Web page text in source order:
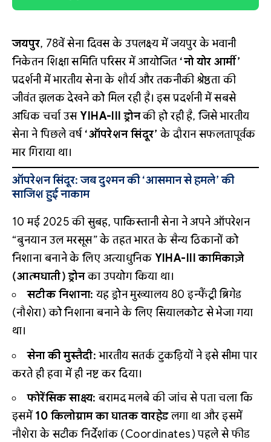
जयपुर, 78वें सेना दिवस के उपलक्ष्य में जयपुर के भवानी
निकेतन शिक्षा समिति परिसर में आयोजित‘नो योर आर्मी’
प्रदर्शनी में भारतीय सेना के शौर्य और तकनीकी श्रेष्ठता की
जीवंत झलक देखने को मिल रही है। इस प्रदर्शनी में सबसे
अधिक चर्चा उसYIHA-III ड्रोनकी हो रही है, जिसे भारतीय
सेना ने पिछले वर्ष‘ऑपरेशन सिंदूर’ के दौरान सफलतापूर्वक
मार गिराया था।
ऑपरेशन सिंदूर: जब दुश्मन की ‘आसमान से हमले’ की
साजिश हुई नाकाम
10 मई 2025 की सुबह, पाकिस्तानी सेना ने अपने ऑपरेशन
“बुनयान उल मरसूस” के तहत भारत के सैन्य ठिकानों को
निशाना बनाने के लिए अत्याधुनिक YIHA-III कामिकाज़े
(आत्मघाती) ड्रोनका उपयोग किया था।
सटीक निशाना: यह ड्रोन मुख्यालय 80 इन्फैंट्री ब्रिगेड
(नौशेरा) को निशाना बनाने के लिए सियालकोट से भेजा गया
था।
सेना की मुस्तैदी: भारतीय सतर्क टुकड़ियों ने इसे सीमा पार
करते ही हवा में ही नष्ट कर दिया।
फोरेंसिक साक्ष्य: बरामद मलबे की जांच से पता चला कि
इसमें 10 किलोग्राम का घातक वारहेडलगा था और इसमें
नौशेरा के सटीक निर्देशांक (Coordinates) पहले से फीड